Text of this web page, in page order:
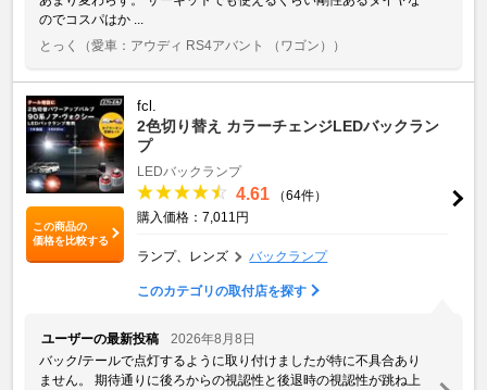
のでコスパはか ...
とっく
（愛車：アウディ RS4アバント （ワゴン））
この商品の
価格を比較する
fcl.
2色切り替え カラーチェンジLEDバックラン
プ
LEDバックランプ
4.61
（64件）
購入価格：7,011円
ランプ、レンズ バックランプ
このカテゴリの取付店を探す
ユーザーの最新投稿
2026年8月8日
バック/テールで点灯するように取り付けましたが特に不具合あり
ません。 期待通りに後ろからの視認性と後退時の視認性が跳ね上